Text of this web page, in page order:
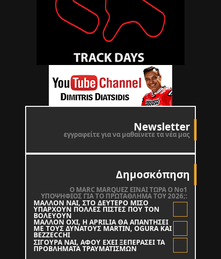
Newsletter
εγγραφείτε για να μαθαίνετε τα νέα μας
Δημοσκόπηση
O MARC MARQUEZ ΕΙΝΑΙ ΤΩΡΑ Ο Νο1
ΥΠΟΨΗΦΙΟΣ ΓΙΑ ΤΟ ΠΡΩΤΑΘΛΗΜΑ ΤΟΥ 2026;:
ΜΑΛΛΟΝ ΝΑΙ, ΣΤΟ ΔΕΥΤΕΡΟ ΜΙΣΟ
ΥΠΑΡΧΟΥΝ ΠΟΛΛΕΣ ΠΙΣΤΕΣ ΠΟΥ ΤΟΝ
ΒΟΛΕΥΟΥΝ
ΜΑΛΛΟΝ ΟΧΙ, Η APRILIA ΘΑ ΑΠΑΝΤΗΣΕΙ
ΜΕ ΤΟΥΣ ΔΥΝΑΤΟΥΣ MARTIN, OGURA KAI
BEZZECCHI
ΣΙΓΟΥΡΑ ΝΑΙ, ΑΦΟΥ ΕΧΕΙ ΞΕΠΕΡΑΣΕΙ ΤΑ
ΠΡΟΒΛΗΜΑΤΑ ΤΡΑΥΜΑΤΙΣΜΩΝ